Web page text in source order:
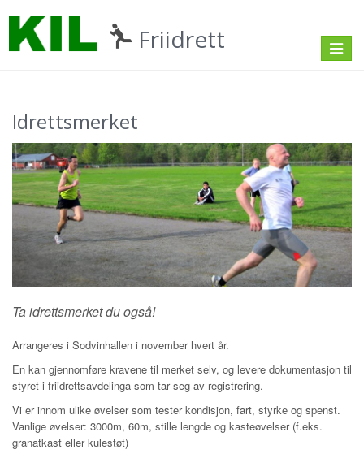
Friidrett
Toggle
Idrettsmerket
Ta idrettsmerket du også!
Arrangeres i Sodvinhallen i november hvert år.
En kan gjennomføre kravene til merket selv, og levere dokumentasjon til
styret i friidrettsavdelinga som tar seg av registrering.
Vi er innom ulike øvelser som tester kondisjon, fart, styrke og spenst.
Vanlige øvelser: 3000m, 60m, stille lengde og kasteøvelser (f.eks.
granatkast eller kulestøt)